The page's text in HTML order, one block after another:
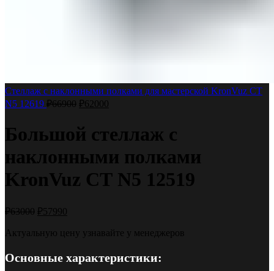
Стеллаж с наклонными полками для мастерской KronVuz СТ
N5 12619 ₽66900 ₽62000
Большой стеллаж с
наклонными полками
KronVuz СТ N5 12519
₽63000 ₽57990
Актуальную цену узнавайте у менеджеров
Основные характеристики: